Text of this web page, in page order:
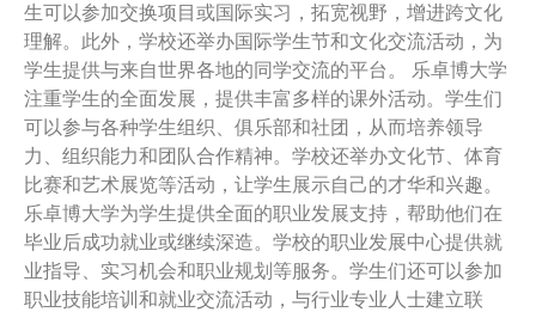
生可以参加交换项目或国际实习，拓宽视野，增进跨文化
理解。此外，学校还举办国际学生节和文化交流活动，为
学生提供与来自世界各地的同学交流的平台。 乐卓博大学
注重学生的全面发展，提供丰富多样的课外活动。学生们
可以参与各种学生组织、俱乐部和社团，从而培养领导
力、组织能力和团队合作精神。学校还举办文化节、体育
比赛和艺术展览等活动，让学生展示自己的才华和兴趣。
乐卓博大学为学生提供全面的职业发展支持，帮助他们在
毕业后成功就业或继续深造。学校的职业发展中心提供就
业指导、实习机会和职业规划等服务。学生们还可以参加
职业技能培训和就业交流活动，与行业专业人士建立联